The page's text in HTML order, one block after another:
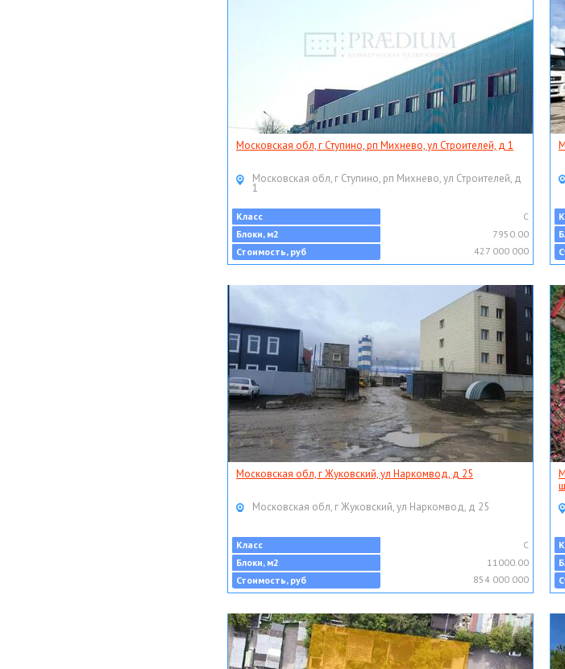
Московская обл, г Ступино, рп Михнево, ул Строителей, д 1
Московская обл, г Ступино, рп Михнево, ул Строителей, д
1
Класс
C
Блоки, м2
7950.00
Стоимость, руб
427 000 000
Московская обл, г Жуковский, ул Наркомвод, д 25
Московская обл, г Жуковский, ул Наркомвод, д 25
Класс
C
Блоки, м2
11000.00
Стоимость, руб
854 000 000